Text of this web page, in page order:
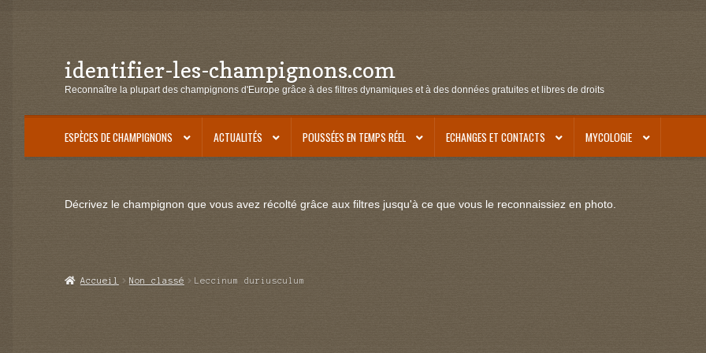
Aller
à
navigation
Aller
au
identifier-les-champignons.com
Reconnaître la plupart des champignons d'Europe grâce à des filtres dynamiques et à des données gratuites et libres de droits
ESPÈCES DE CHAMPIGNONS ACTUALITÉS POUSSÉES EN TEMPS RÉEL ECHANGES ET CONTACTS MYCOLOGIE
Décrivez le champignon que vous avez récolté grâce aux filtres jusqu'à ce que vous le reconnaissiez en photo.
Accueil Non classé Leccinum duriusculum